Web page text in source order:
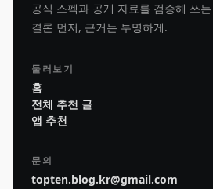
공식 스펙과 공개 자료를 검증해 쓰
결론 먼저, 근거는 투명하게.
둘러보기
홈
전체 추천 글
앱 추천
문의
topten.blog.kr@gmail.com